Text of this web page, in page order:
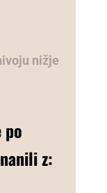
nižje
po
z: